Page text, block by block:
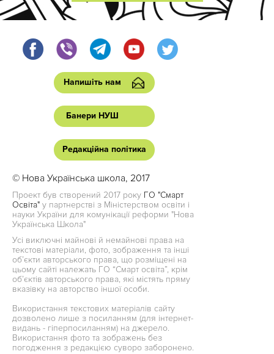
Напишіть нам
Банери НУШ
Редакційна політика
© Нова Українська школа, 2017
Проект був створений 2017 року ГО "Смарт
Освіта" у партнерстві з Міністерством освіти і
науки України для комунікації реформи "Нова
Українська Школа"
Усі виключні майнові й немайнові права на
текстові матеріали, фото, зображення та інші
об’єкти авторського права, що розміщені на
цьому сайті належать ГО “Смарт освіта”, крім
об’єктів авторського права, які містять пряму
вказівку на авторство іншої особи.
Використання текстових матеріалів сайту
дозволено лише з посиланням (для інтернет-
видань - гіперпосиланням) на джерело.
Використання фото та зображень без
погодження з редакцією суворо заборонено.